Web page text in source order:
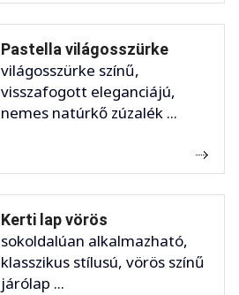
Pastella világosszürke
világosszürke színű,
visszafogott eleganciájú,
nemes natúrkő zúzalék ...
Kerti lap vörös
sokoldalúan alkalmazható,
klasszikus stílusú, vörös színű
járólap ...